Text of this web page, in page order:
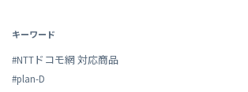
キーワード
#NTTドコモ網 対応商品
#plan-D